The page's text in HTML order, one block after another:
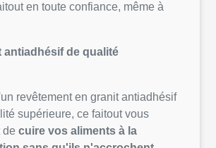
en toute confiance, même à
antiadhésif de qualité
revêtement en granit antiadhésif
supérieure, ce faitout vous
de cuire vos aliments à la